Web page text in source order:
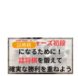
詰将棋